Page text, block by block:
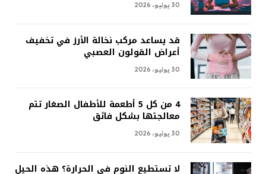
30 يوليو، 2026
قد يساعد مركب نخالة الأرز في تخفيف
أعراض القولون العصبي
30 يوليو، 2026
4 من كل 5 أطعمة للأطفال الصغار تتم
معالجتها بشكل فائق
30 يوليو، 2026
لا تستطيع النوم في الحرارة؟ هذه الحيل